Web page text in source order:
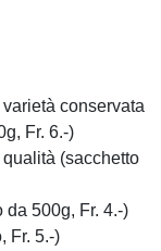
conservata
Fr. 6.-)
(sacchetto
da 500g, Fr. 4.-)
Fr. 5.-)